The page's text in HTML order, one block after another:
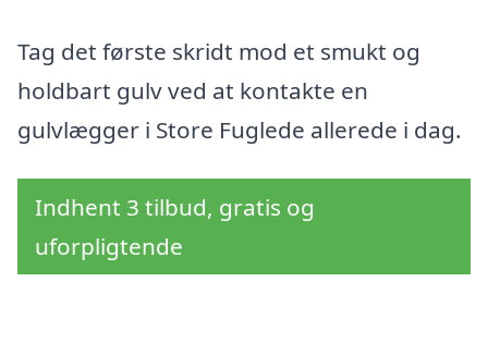
Tag det første skridt mod et smukt og
holdbart gulv ved at kontakte en
gulvlægger i Store Fuglede allerede i dag.
Indhent 3 tilbud, gratis og
uforpligtende